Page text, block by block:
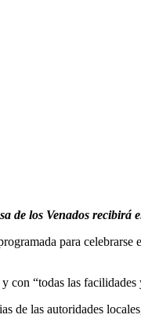
de los Venados recibirá
para
“todas las
de las autoridades